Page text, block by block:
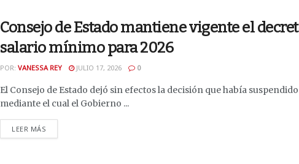
Consejo de Estado mantiene vigente el
salario mínimo para 2026
POR: VANESSA REY JULIO 17, 2026 0
El Consejo de Estado dejó sin efectos la decisión que había
mediante el cual el Gobierno ...
LEER MÁS